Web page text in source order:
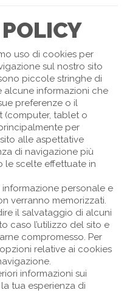
uso di cookies per
sul nostro sito
piccole stringhe di
alcune informazioni che
preferenze o il
(computer, tablet o
per
alle aspettative
di navigazione più
le scelte effettuate in
personale e
verranno memorizzati.
il salvataggio di alcuni
caso l’utilizzo del sito e
compromesso. Per
relative ai cookies
informazioni sui
tua esperienza di